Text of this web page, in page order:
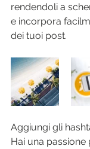
rendendoli a
e incorpora
dei tuoi post.
Aggiungi gli
Hai una passione